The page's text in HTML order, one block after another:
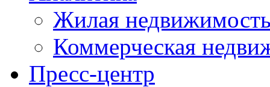
Жилая
Коммерческая
Пресс-центр